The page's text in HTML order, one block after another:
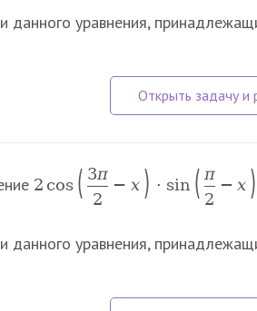
данного уравнения,
2 cos ( 3π
2
− x ) ⋅ sin ( π
2
− x )
данного уравнения,